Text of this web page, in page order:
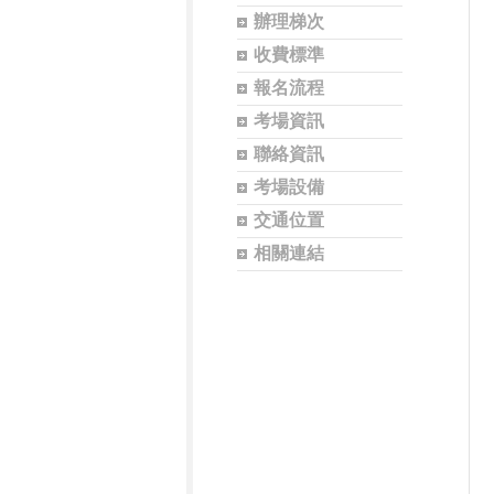
辦理梯次
收費標準
報名流程
考場資訊
聯絡資訊
考場設備
交通位置
相關連結